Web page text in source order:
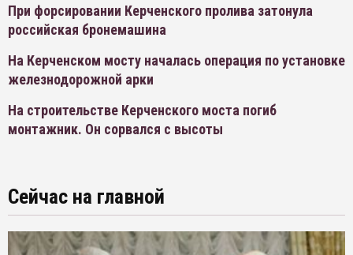
При форсировании Керченского пролива затонула
российская бронемашина
На Керченском мосту началась операция по установке
железнодорожной арки
На строительстве Керченского моста погиб
монтажник. Он сорвался с высоты
Сейчас на главной